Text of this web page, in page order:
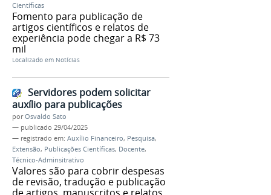
Científicas
Fomento para publicação de
artigos científicos e relatos de
experiência pode chegar a R$ 73
mil
Localizado em Notícias
Servidores podem solicitar
auxílio para publicações
porOsvaldo Sato
— publicado 29/04/2025
— registrado em: Auxílio Financeiro, Pesquisa,
Extensão, Publicações Científicas, Docente,
Técnico-Adminsitrativo
Valores são para cobrir despesas
de revisão, tradução e publicação